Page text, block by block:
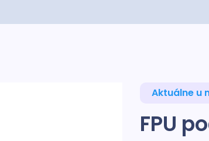
Aktuálne u
FPU